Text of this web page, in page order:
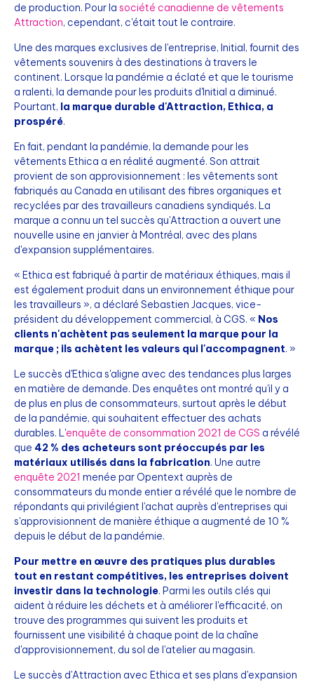
de production. Pour la société canadienne de vêtements
Attraction, cependant, c'était tout le contraire.
Une des marques exclusives de l'entreprise, Initial, fournit des
vêtements souvenirs à des destinations à travers le
continent. Lorsque la pandémie a éclaté et que le tourisme
a ralenti, la demande pour les produits d'Initial a diminué.
Pourtant, la marque durable d'Attraction, Ethica, a
prospéré.
En fait, pendant la pandémie, la demande pour les
vêtements Ethica a en réalité augmenté. Son attrait
provient de son approvisionnement : les vêtements sont
fabriqués au Canada en utilisant des fibres organiques et
recyclées par des travailleurs canadiens syndiqués. La
marque a connu un tel succès qu'Attraction a ouvert une
nouvelle usine en janvier à Montréal, avec des plans
d'expansion supplémentaires.
« Ethica est fabriqué à partir de matériaux éthiques, mais il
est également produit dans un environnement éthique pour
les travailleurs », a déclaré Sebastien Jacques, vice-
président du développement commercial, à CGS. « Nos
clients n'achètent pas seulement la marque pour la
marque ; ils achètent les valeurs qui l'accompagnent. »
Le succès d'Ethica s'aligne avec des tendances plus larges
en matière de demande. Des enquêtes ont montré qu'il y a
de plus en plus de consommateurs, surtout après le début
de la pandémie, qui souhaitent effectuer des achats
durables. L'enquête de consommation 2021 de CGS a révélé
que 42 % des acheteurs sont préoccupés par les
matériaux utilisés dans la fabrication. Une autre
enquête 2021 menée par Opentext auprès de
consommateurs du monde entier a révélé que le nombre de
répondants qui privilégient l'achat auprès d'entreprises qui
s'approvisionnent de manière éthique a augmenté de 10 %
depuis le début de la pandémie.
Pour mettre en œuvre des pratiques plus durables
tout en restant compétitives, les entreprises doivent
investir dans la technologie. Parmi les outils clés qui
aident à réduire les déchets et à améliorer l'efficacité, on
trouve des programmes qui suivent les produits et
fournissent une visibilité à chaque point de la chaîne
d'approvisionnement, du sol de l'atelier au magasin.
Le succès d'Attraction avec Ethica et ses plans d'expansion